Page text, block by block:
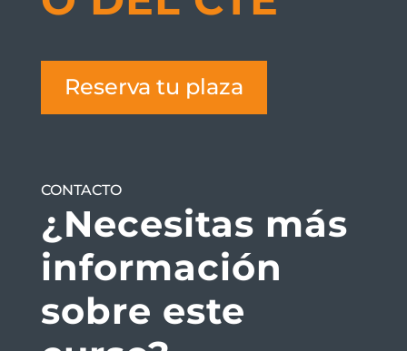
Reserva tu plaza
CONTACTO
¿Necesitas más
información
sobre este